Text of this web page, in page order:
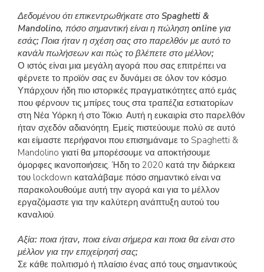
Δεδομένου ότι επικεντρωθήκατε στο Spaghetti &
Mandolino, πόσο σημαντική είναι η πώληση online για
εσάς; Ποια ήταν η σχέση σας στο παρελθόν με αυτό το
κανάλι πωλήσεων και πώς το βλέπετε στο μέλλον;
Ο ιστός είναι μια μεγάλη αγορά που σας επιτρέπει να
φέρνετε το προϊόν σας εν δυνάμει σε όλον τον κόσμο.
Υπάρχουν ήδη πιο ιστορικές πραγματικότητες από εμάς
που φέρνουν τις μπίρες τους στα τραπέζια εστιατορίων
στη Νέα Υόρκη ή στο Τόκιο. Αυτή η ευκαιρία στο παρελθόν
ήταν σχεδόν αδιανόητη. Εμείς πιστεύουμε πολύ σε αυτό
και είμαστε περήφανοι που επισημάναμε το Spaghetti &
Mandolino γιατί θα μπορέσουμε να αποκτήσουμε
όμορφες ικανοποιήσεις. Ήδη το 2020 κατά την διάρκεια
του lockdown καταλάβαμε πόσο σημαντικό είναι να
παρακολουθούμε αυτή την αγορά και για το μέλλον
εργαζόμαστε για την καλύτερη ανάπτυξη αυτού του
καναλιού.
Αξία: ποια ήταν, ποια είναι σήμερα και ποια θα είναι στο
μέλλον για την επιχείρησή σας;
Σε κάθε πολιτισμό ή πλαίσιο ένας από τους σημαντικούς